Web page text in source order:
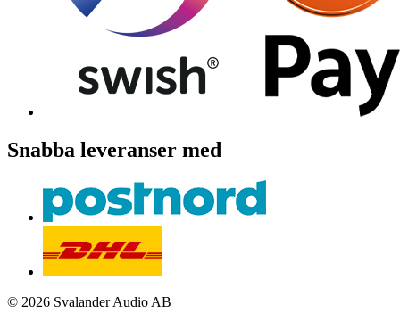
Snabba leveranser med